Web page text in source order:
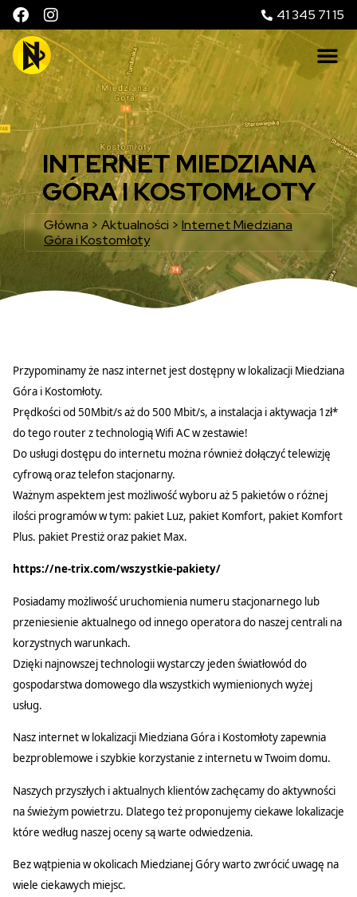
41 345 71 15
INTERNET MIEDZIANA
GÓRA I KOSTOMŁOTY
Główna > Aktualności > Internet Miedziana
Góra i Kostomłoty
Przypominamy że nasz internet jest dostępny w lokalizacji Miedziana
Góra i Kostomłoty.
Prędkości od 50Mbit/s aż do 500 Mbit/s, a instalacja i aktywacja 1zł*
do tego router z technologią Wifi AC w zestawie!
Do usługi dostępu do internetu można również dołączyć telewizję
cyfrową oraz telefon stacjonarny.
Ważnym aspektem jest możliwość wyboru aż 5 pakietów o różnej
ilości programów w tym: pakiet Luz, pakiet Komfort, pakiet Komfort
Plus. pakiet Prestiż oraz pakiet Max.
https://ne-trix.com/wszystkie-pakiety/
Posiadamy możliwość uruchomienia numeru stacjonarnego lub
przeniesienie aktualnego od innego operatora do naszej centrali na
korzystnych warunkach.
Dzięki najnowszej technologii wystarczy jeden światłowód do
gospodarstwa domowego dla wszystkich wymienionych wyżej
usług.
Nasz internet w lokalizacji Miedziana Góra i Kostomłoty zapewnia
bezproblemowe i szybkie korzystanie z internetu w Twoim domu.
Naszych przyszłych i aktualnych klientów zachęcamy do aktywności
na świeżym powietrzu. Dlatego też proponujemy ciekawe lokalizacje
które według naszej oceny są warte odwiedzenia.
Bez wątpienia w okolicach Miedzianej Góry warto zwrócić uwagę na
wiele ciekawych miejsc.